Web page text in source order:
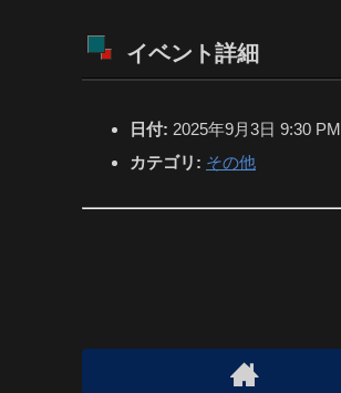
イベント詳細
日付: 2025年9月3日 9:30 PM
カテゴリ: その他